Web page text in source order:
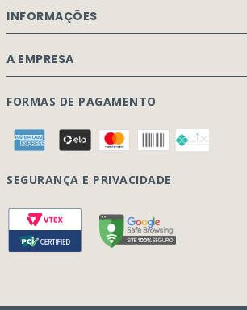
INFORMAÇÕES
Aviso de privacidade Dex Peças
Perguntas Frequentes
Formulário Garantia/Devolução
Rastreamento de pedidos
Vendas: (41) 3317-7470
A EMPRESA
Página Principal
Quem Somos
Contato
Blog
FORMAS DE PAGAMENTO
SEGURANÇA E PRIVACIDADE